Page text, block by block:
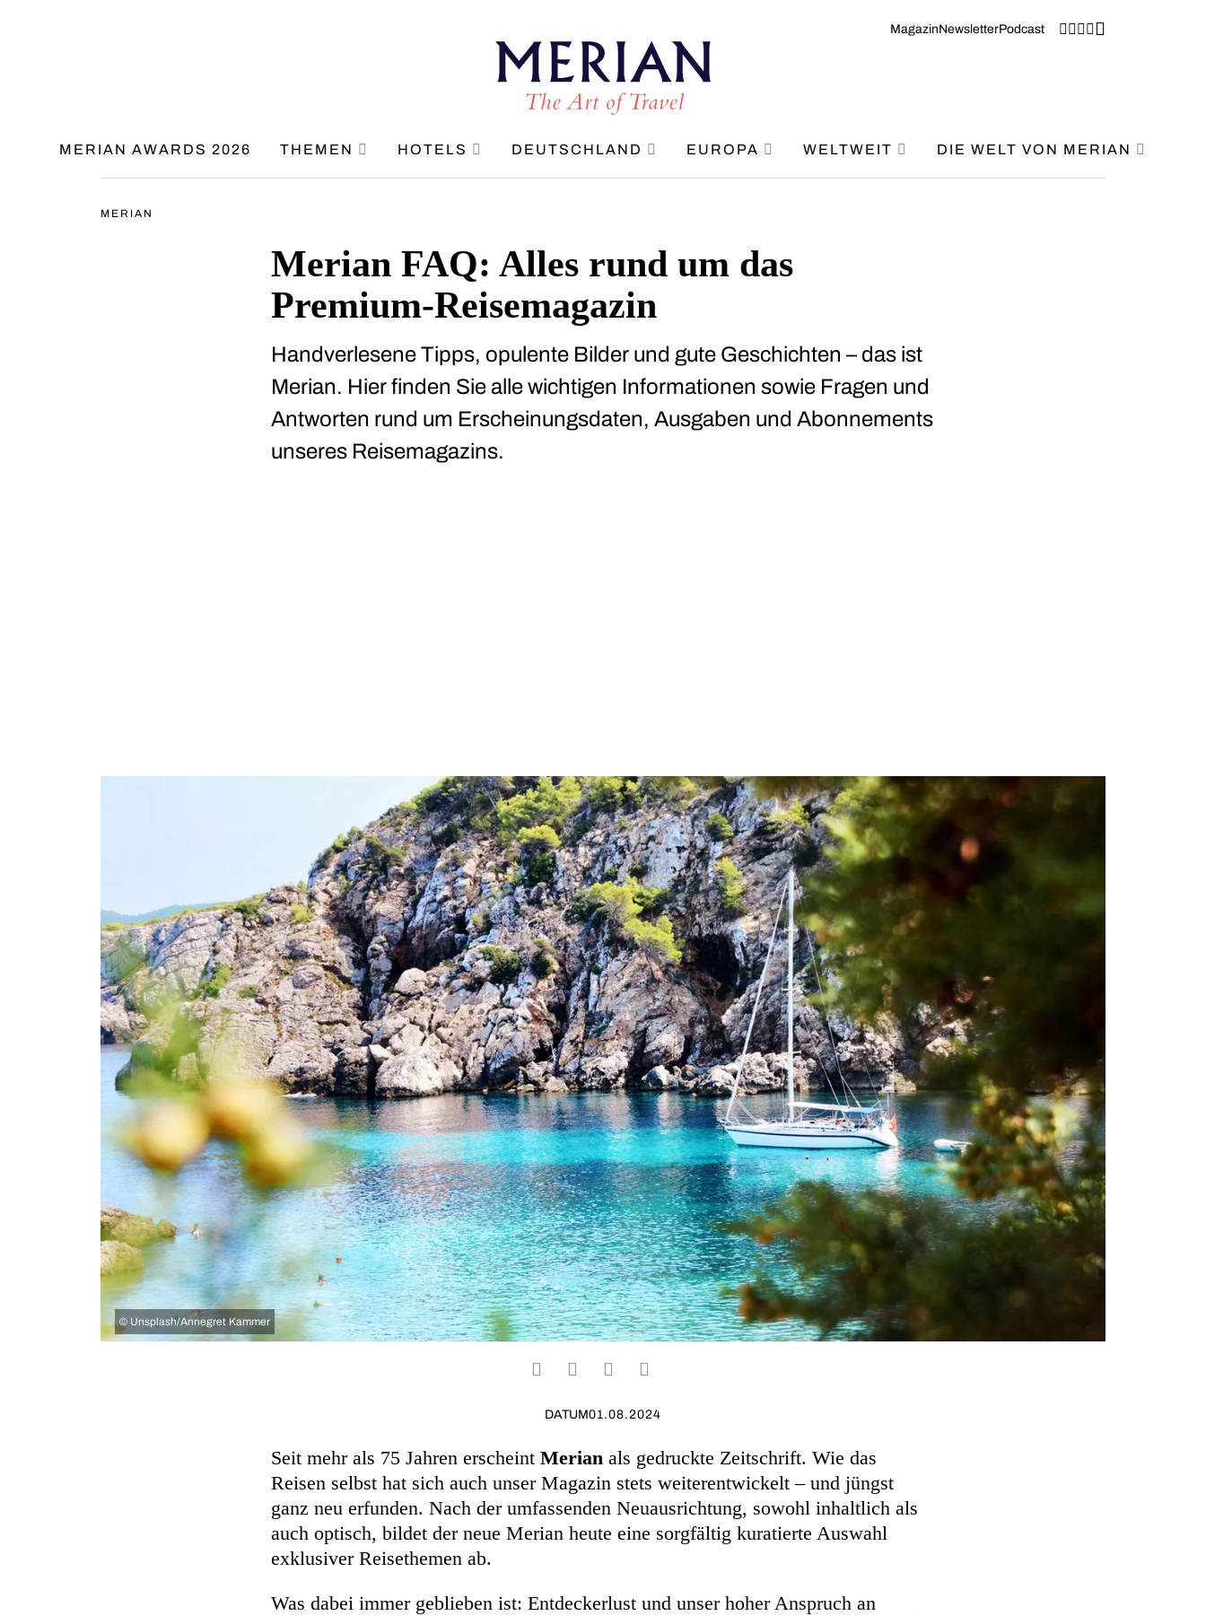
MagazinNewsletterPodcast
MERIAN AWARDS 2026 THEMEN HOTELS DEUTSCHLAND EUROPA WELTWEIT DIE WELT VON MERIAN
MERIAN
Merian FAQ: Alles rund um das
Premium-Reisemagazin
Handverlesene Tipps, opulente Bilder und gute Geschichten – das ist
Merian. Hier finden Sie alle wichtigen Informationen sowie Fragen und
Antworten rund um Erscheinungsdaten, Ausgaben und Abonnements
unseres Reisemagazins.
© Unsplash/Annegret Kammer
DATUM01.08.2024
Seit mehr als 75 Jahren erscheint Merian als gedruckte Zeitschrift. Wie das
Reisen selbst hat sich auch unser Magazin stets weiterentwickelt – und jüngst
ganz neu erfunden. Nach der umfassenden Neuausrichtung, sowohl inhaltlich als
auch optisch, bildet der neue Merian heute eine sorgfältig kuratierte Auswahl
exklusiver Reisethemen ab.
Was dabei immer geblieben ist: Entdeckerlust und unser hoher Anspruch an